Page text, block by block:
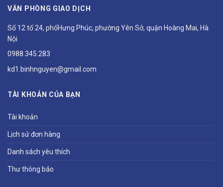
VĂN PHÒNG GIAO DỊCH
Số 12 tổ 24, phốHưng Phúc, phường Yên Sở, quận Hoàng Mai, Hà
Nội
0988.345.283
kd1.binhnguyen@gmail.com
TÀI KHOẢN CỦA BẠN
Tài khoản
Lịch sử đơn hàng
Danh sách yêu thích
Thư thông báo